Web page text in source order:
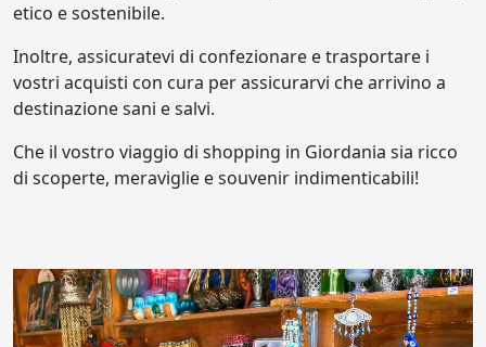
etico e sostenibile.
Inoltre, assicuratevi di confezionare e trasportare i
vostri acquisti con cura per assicurarvi che arrivino a
destinazione sani e salvi.
Che il vostro viaggio di shopping in Giordania sia ricco
di scoperte, meraviglie e souvenir indimenticabili!